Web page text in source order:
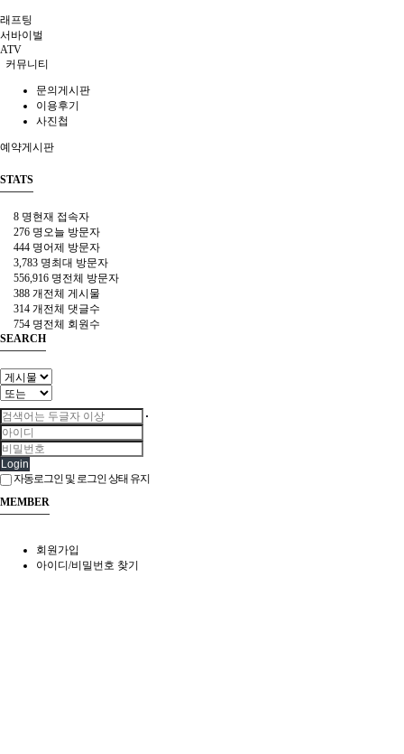
래프팅
서바이벌
ATV
커뮤니티
문의게시판
이용후기
사진첩
예약게시판
STATS
8 명현재 접속자
276 명오늘 방문자
444 명어제 방문자
3,783 명최대 방문자
556,916 명전체 방문자
388 개 전체 게시물
314 개 전체 댓글수
754 명전체 회원수
SEARCH
Login
자동로그인 및 로그인 상태 유지
MEMBER
회원가입
아이디/비밀번호 찾기